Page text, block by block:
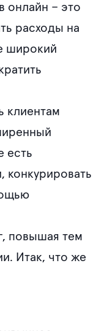
онлайн – это
расходы на
широкий
клиентам
есть
конкурировать
повышая тем
Итак, что же